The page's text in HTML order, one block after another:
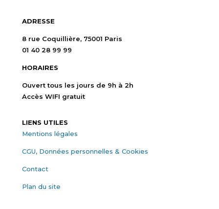
ADRESSE
8 rue Coquillière, 75001 Paris
01 40 28 99 99
HORAIRES
Ouvert tous les jours de 9h à 2h
Accès WIFI gratuit
LIENS UTILES
Mentions légales
CGU, Données personnelles & Cookies
Contact
Plan du site